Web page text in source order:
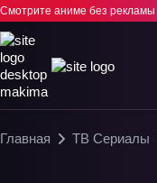
Смотрите аниме без рекламы
Главная ТВ Сериалы